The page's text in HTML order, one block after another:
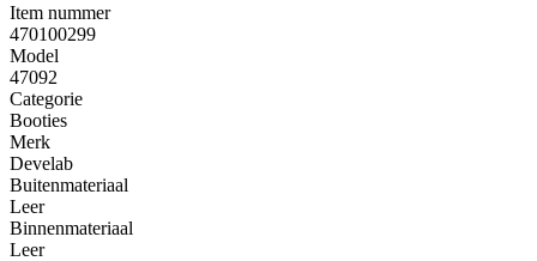
Item nummer
470100299
Model
47092
Categorie
Booties
Merk
Develab
Buitenmateriaal
Leer
Binnenmateriaal
Leer